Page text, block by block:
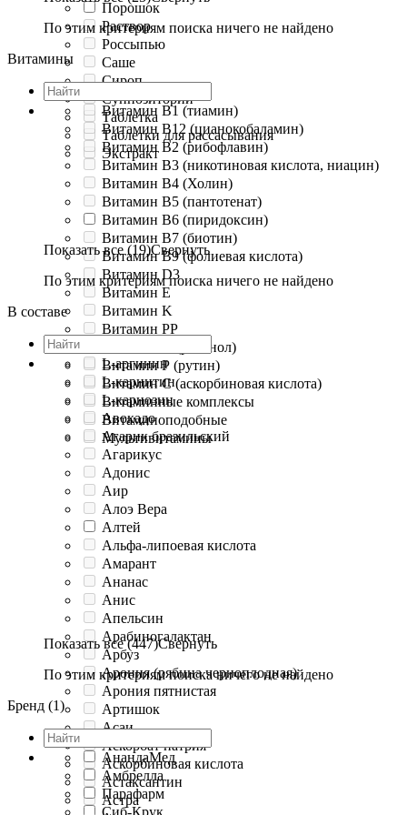
Порошок
Раствор
Россыпью
Саше
Сироп
Суппозитории
Таблетка
Таблетки для рассасывания
Экстракт
По этим критериям поиска ничего не найдено
Витамины
Витамин B1 (тиамин)
Витамин B12 (цианокобаламин)
Витамин B2 (рибофлавин)
Витамин B3 (никотиновая кислота, ниацин)
Витамин B4 (Холин)
Витамин B5 (пантотенат)
Витамин B6 (пиридоксин)
Витамин B7 (биотин)
Витамин B9 (фолиевая кислота)
Витамин D3
Витамин E
Витамин K
Витамин PP
Витамин А (ретинол)
Витамин Р (рутин)
Витамин С (аскорбиновая кислота)
Витаминные комплексы
Витаминоподобные
Мультивитамины
Показать все (19)Свернуть
По этим критериям поиска ничего не найдено
В составе
L-аргинин
L-карнитин
L-карнозин
Авокадо
Агарик бразильский
Агарикус
Адонис
Аир
Алоэ Вера
Алтей
Альфа-липоевая кислота
Амарант
Ананас
Анис
Апельсин
Арабиногалактан
Арбуз
Арония (рябина черноплодная)
Арония пятнистая
Артишок
Асаи
Аскорбат натрия
Аскорбиновая кислота
Астаксантин
Астра
Показать все (447)Свернуть
По этим критериям поиска ничего не найдено
Бренд (1)
АнандаМед
Амбрелла
Парафарм
Сиб-Крук